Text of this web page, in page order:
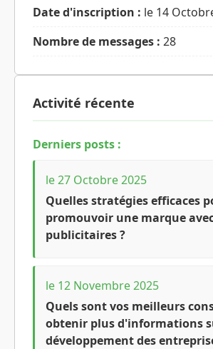
Date d'inscription : le 14
Nombre de messages : 28
Activité récente
Derniers posts :
le 27 Octobre 2025
Quelles stratégies efficaces
promouvoir une marque
publicitaires ?
le 12 Novembre 2025
Quels sont vos meilleurs
obtenir plus d'informations
développement des